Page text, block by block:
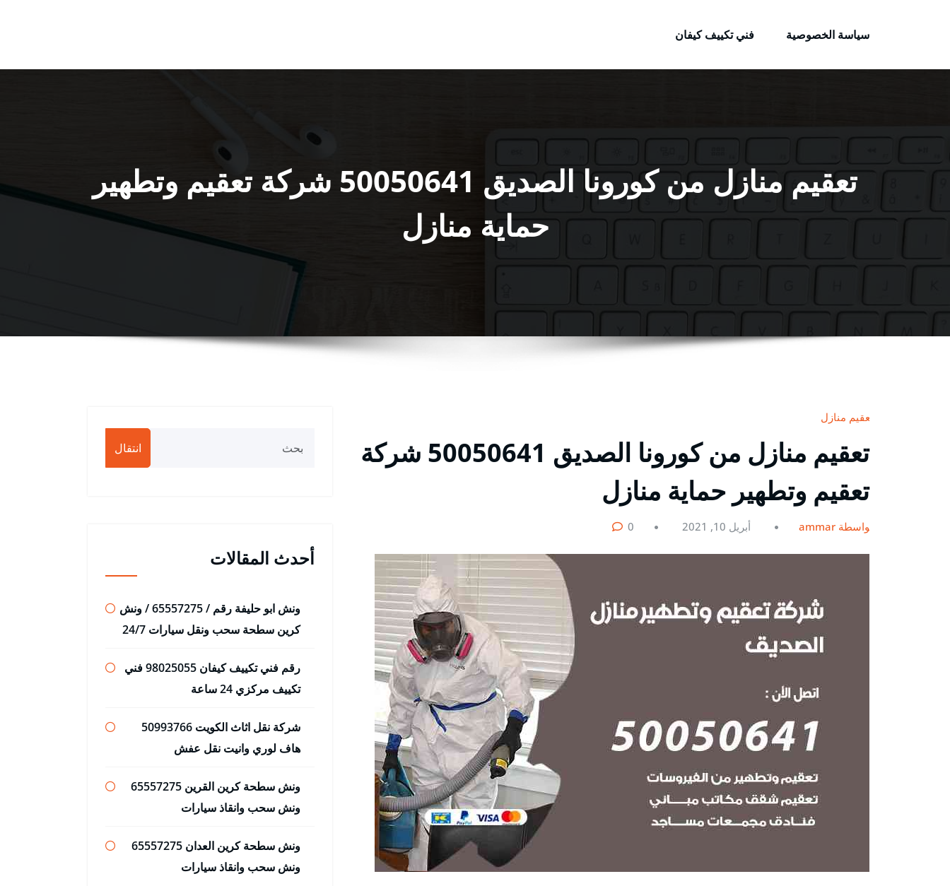
سياسة الخصوصية
فني تكييف كيفان
تعقيم منازل من كورونا الصديق 50050641 شركة تعقيم وتطهير
حماية منازل
تعقيم منازل
تعقيم منازل من كورونا الصديق 50050641 شركة
تعقيم وتطهير حماية منازل
بواسطة ammar أبريل 10, 2021 0
انتقال
أحدث المقالات
ونش ابو حليفة رقم / 65557275 / ونش
كرين سطحة سحب ونقل سيارات 24/7
رقم فني تكييف كيفان 98025055 فني
تكييف مركزي 24 ساعة
شركة نقل اثاث الكويت 50993766
هاف لوري وانيت نقل عفش
ونش سطحة كرين القرين 65557275
ونش سحب وانقاذ سيارات
ونش سطحة كرين العدان 65557275
ونش سحب وانقاذ سيارات